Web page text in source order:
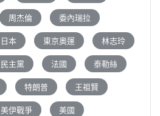
周杰倫 委內瑞拉
日本 東京奧運 林志玲
民主黨 法國 泰勒絲
特朗普 王祖賢
美伊戰爭 美國